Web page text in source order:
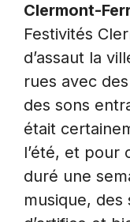
Clermont-
Festivités
d’assaut la
rues avec
des sons
était
l’été, et pour
duré une
musique,